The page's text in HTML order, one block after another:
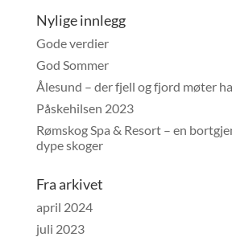
Nylige innlegg
Gode verdier
God Sommer
Ålesund – der fjell og fjord møter
Påskehilsen 2023
Rømskog Spa & Resort – en
dype skoger
Fra arkivet
april 2024
juli 2023